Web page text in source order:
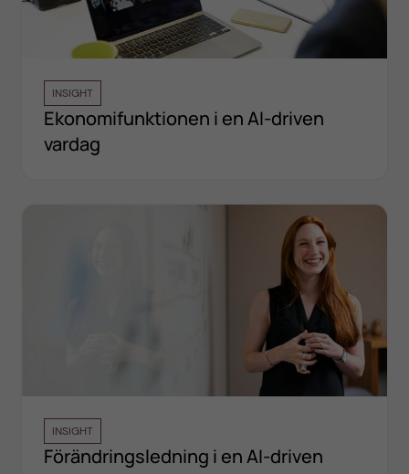
INSIGHT
Ekonomifunktionen i en AI-driven
vardag
INSIGHT
Förändringsledning i en AI-driven